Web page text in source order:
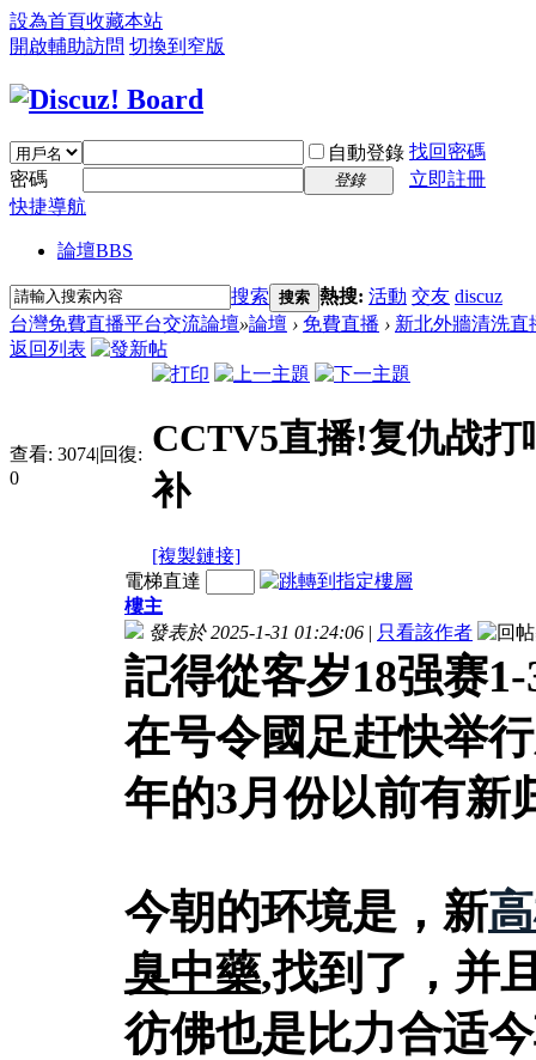
設為首頁收藏本站
開啟輔助訪問 切換到窄版
自動登錄 找回密碼
密碼
登錄
立即註冊
快捷導航
論壇BBS
搜索 搜索 熱搜: 活動 交友 discuz
台灣免費直播平台交流論壇»論壇 › 免費直播 › 新北外牆清洗直
返回列表
查看: 3074|回復:
0
CCTV5直播!复仇战
补
[複製鏈接]
電梯直達
樓主
發表於 2025-1-31 01:24:06 | 只看該作者
記得從客岁18强赛
在号令國足赶快举
年的3月份以前有新
今朝的环境是，新
臭中藥,找到了，并
彷佛也是比力合适